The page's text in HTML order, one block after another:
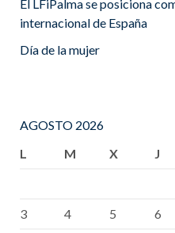
El LFiPalma se posiciona
internacional de España
Día de la mujer
AGOSTO 2026
L
M X J
3
4 5 6